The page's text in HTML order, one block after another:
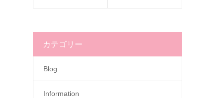
カテゴリー
Blog
Information